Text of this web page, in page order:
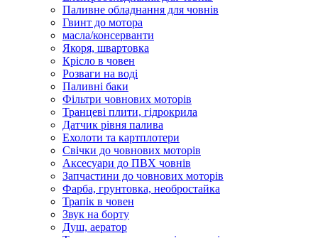
Паливне обладнання для човнів
Гвинт до мотора
масла/консерванти
Якоря, швартовка
Крісло в човен
Розваги на воді
Паливні баки
Фільтри човнових моторів
Транцеві плити, гідрокрила
Датчик рівня палива
Ехолоти та картплотери
Cвічки до човнових моторів
Аксесуари до ПВХ човнів
Запчастини до човнових моторів
Фарба, грунтовка, необростайка
Трапік в човен
Звук на борту
Душ, аератор